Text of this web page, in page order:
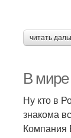
читать
В мире
Ну кто в
знакома
Компания